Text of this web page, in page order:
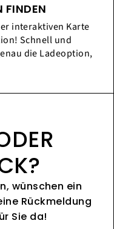
FINDEN
interaktiven Karte
Schnell und
die Ladeoption,
wünschen ein
Rückmeldung
Sie da!